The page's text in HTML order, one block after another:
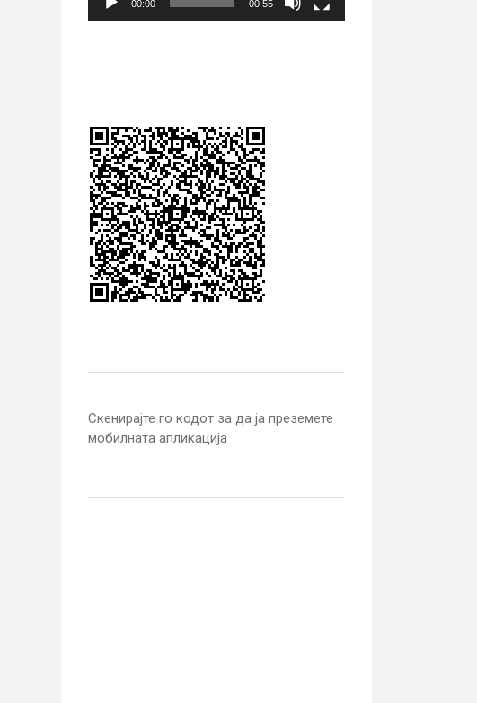
00:00 00:55
Скенирајте го кодот за да ја преземете
мобилната апликација